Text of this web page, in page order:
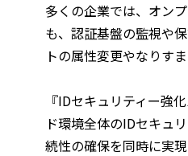
多くの企業では、オン
も、認証基盤の監視や
トの属性変更やなりす
『IDセキュリティー強
ド環境全体のIDセキュ
続性の確保を同時に実現